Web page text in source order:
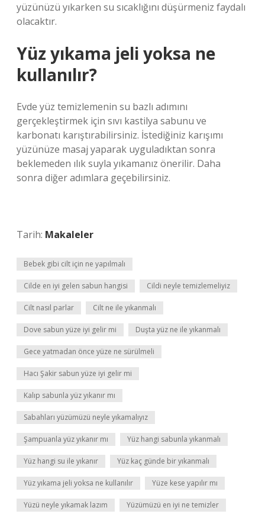
yüzünüzü yıkarken su sıcaklığını düşürmeniz faydalı
olacaktır.
Yüz yıkama jeli yoksa ne
kullanılır?
Evde yüz temizlemenin su bazlı adımını
gerçekleştirmek için sıvı kastilya sabunu ve
karbonatı karıştırabilirsiniz. İstediğiniz karışımı
yüzünüze masaj yaparak uyguladıktan sonra
beklemeden ılık suyla yıkamanız önerilir. Daha
sonra diğer adımlara geçebilirsiniz.
Tarih: Makaleler
Bebek gibi cilt için ne yapılmalı
Cilde en iyi gelen sabun hangisi Cildi neyle temizlemeliyiz
Cilt nasıl parlar Cilt ne ile yıkanmalı
Dove sabun yüze iyi gelir mi Duşta yüz ne ile yıkanmalı
Gece yatmadan önce yüze ne sürülmeli
Hacı Şakir sabun yüze iyi gelir mi
Kalıp sabunla yüz yıkanır mı
Sabahları yüzümüzü neyle yıkamalıyız
Şampuanla yüz yıkanır mı Yüz hangi sabunla yıkanmalı
Yüz hangi su ile yıkanır Yüz kaç günde bir yıkanmalı
Yüz yıkama jeli yoksa ne kullanılır Yüze kese yapılır mı
Yüzü neyle yıkamak lazım Yüzümüzü en iyi ne temizler